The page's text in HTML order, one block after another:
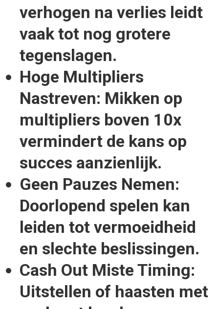
verhogen na verlies leidt
vaak tot nog grotere
tegenslagen.
Hoge Multipliers
Nastreven: Mikken op
multipliers boven 10x
vermindert de kans op
succes aanzienlijk.
Geen Pauzes Nemen:
Doorlopend spelen kan
leiden tot vermoeidheid
en slechte beslissingen.
Cash Out Miste Timing:
Uitstellen of haasten met